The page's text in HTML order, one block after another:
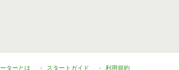
ターとは スタートガイド 利用規約